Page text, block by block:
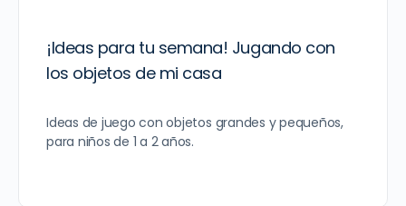
¡Ideas para tu semana! Jugando con
los objetos de mi casa
Ideas de juego con objetos grandes y pequeños,
para niños de 1 a 2 años.